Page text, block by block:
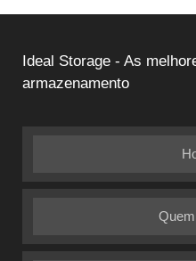
Ideal Storage - As
armazenamento